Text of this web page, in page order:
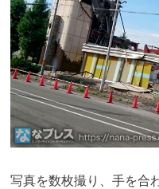
写真を数枚撮り、手を合